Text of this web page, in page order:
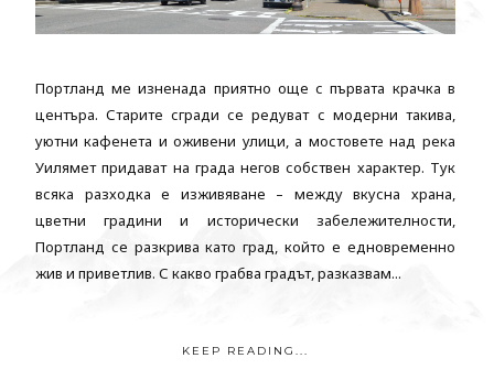
Портланд ме изненада приятно още с първата крачка в
центъра. Старите сгради се редуват с модерни такива,
уютни кафенета и оживени улици, а мостовете над река
Уилямет придават на града негов собствен характер. Тук
всяка разходка е изживяване – между вкусна храна,
цветни градини и исторически забележителности,
Портланд се разкрива като град, който е едновременно
жив и приветлив. С какво грабва градът, разказвам...
KEEP READING...